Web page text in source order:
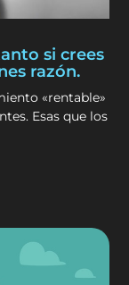
si crees
razón.
«rentable»
Esas que los